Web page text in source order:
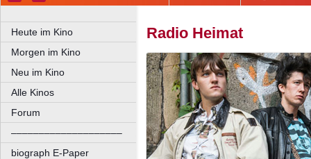
Heute im Kino
Morgen im Kino
Neu im Kino
Alle Kinos
Forum
––––––––––––––––––––
biograph E-Paper
Radio Heimat